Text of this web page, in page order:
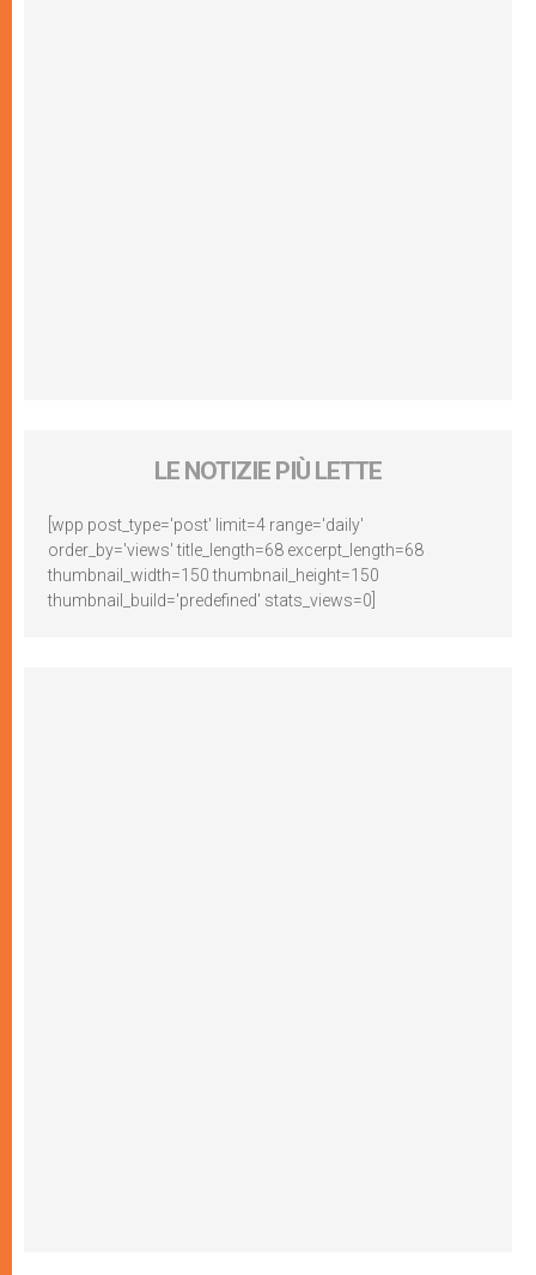
LE NOTIZIE PIÙ LETTE
[wpp post_type='post' limit=4 range='daily'
order_by='views' title_length=68 excerpt_length=68
thumbnail_width=150 thumbnail_height=150
thumbnail_build='predefined' stats_views=0]